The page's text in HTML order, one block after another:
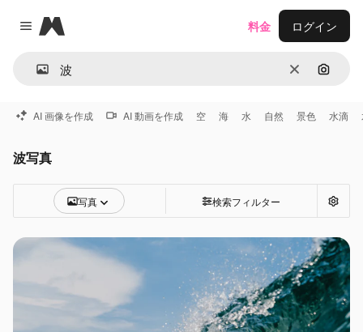
Close menu
Magnific
消去 画像で
料金 ログイン
AI 画像を作成 AI 動画を作成 空 海 水 自然 景色 水滴
波写真
写真 検索フィルター